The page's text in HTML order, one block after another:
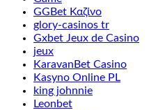
GGBet Καζίνο
glory-casinos tr
Gxbet Jeux de Casino
jeux
KaravanBet Casino
Kasyno Online PL
king johnnie
Leonbet